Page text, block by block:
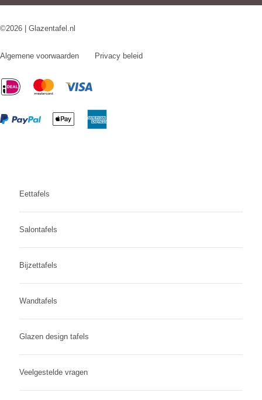
©2026 | Glazentafel.nl
Algemene voorwaarden Privacy beleid
Eettafels
Salontafels
Bijzettafels
Wandtafels
Glazen design tafels
Veelgestelde vragen